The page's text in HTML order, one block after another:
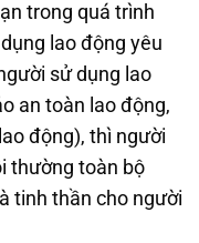
trong quá trình
lao động yêu
sử dụng lao
an toàn lao động,
động), thì người
thường toàn bộ
tinh thần cho người